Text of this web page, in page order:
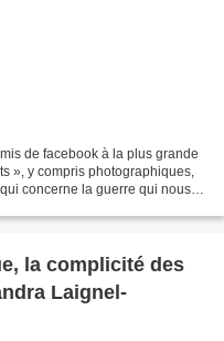
de facebook à la plus grande
», y compris photographiques,
concerne la guerre qui nous
la complicité des
Laignel-